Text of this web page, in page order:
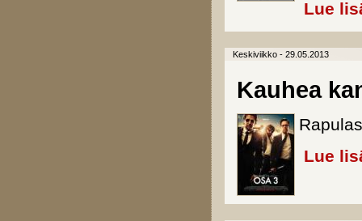
Lue
Keskiviikko - 29.05.2013
Kauhea
Lue